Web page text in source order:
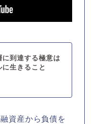
に到達する極意は
に生きること
資産から負債を